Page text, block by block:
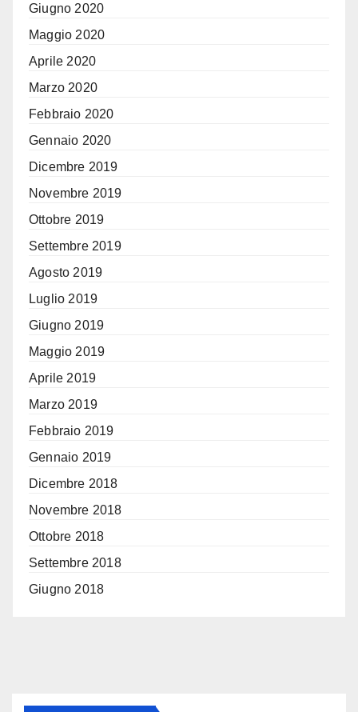
Giugno 2020
Maggio 2020
Aprile 2020
Marzo 2020
Febbraio 2020
Gennaio 2020
Dicembre 2019
Novembre 2019
Ottobre 2019
Settembre 2019
Agosto 2019
Luglio 2019
Giugno 2019
Maggio 2019
Aprile 2019
Marzo 2019
Febbraio 2019
Gennaio 2019
Dicembre 2018
Novembre 2018
Ottobre 2018
Settembre 2018
Giugno 2018